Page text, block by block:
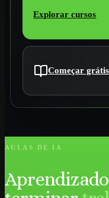
Explorar cursos
Começar grátis
AULAS DE IA